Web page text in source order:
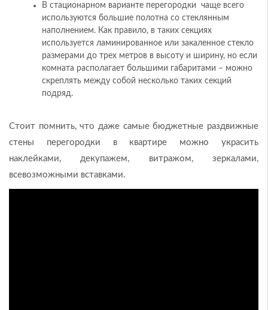
В стационарном варианте перегородки чаще всего
используются большие полотна со стеклянным
наполнением. Как правило, в таких секциях
используется ламинированное или закаленное стекло
размерами до трех метров в высоту и ширину, но если
комната располагает большими габаритами – можно
скреплять между собой несколько таких секций
подряд.
Стоит помнить, что даже самые бюджетные раздвижные
стены перегородки в квартире можно украсить
наклейками, декупажем, витражом, зеркалами,
всевозможными вставками.